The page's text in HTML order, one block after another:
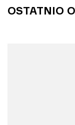
OSTATNIO